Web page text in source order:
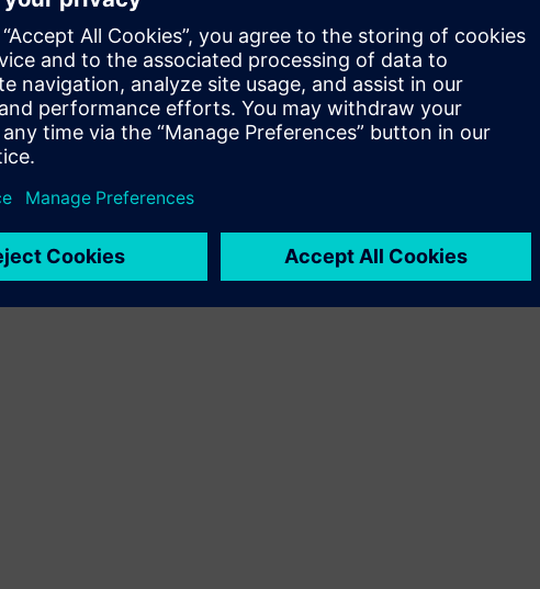
és digitális kompatibilis HW viszonteladása / kapcsolt
a Siemens Xcelerator használatával
szolgáltatást nyújt a Siemens Xcelerator termékhez
integrálásában, üzemeltetésében,
karbantartásában